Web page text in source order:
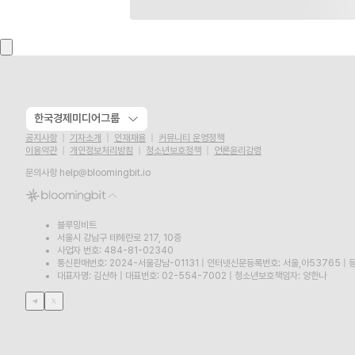
한국경제미디어그룹
공지사항 기자소개 인재채용
커뮤니티 운영정책
이용약관
개인정보처리방침 청소년보호정책
언론윤리강령
문의사항 help@bloomingbit.io
블루밍비트
서울시 강남구 테헤란로 217, 10층
사업자 번호: 484-81-02340
통신판매번호: 2024-서울강남-01131
인터넷신문등록번호: 서울,아53765
대표자명: 김산하
대표번호: 02-554-7002 청소년보호책임자: 양한나